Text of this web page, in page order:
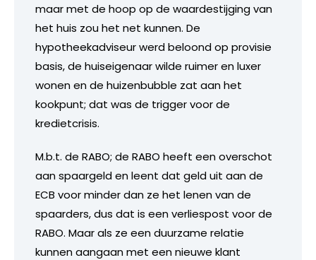
maar met de hoop op de waardestijging van
het huis zou het net kunnen. De
hypotheekadviseur werd beloond op provisie
basis, de huiseigenaar wilde ruimer en luxer
wonen en de huizenbubble zat aan het
kookpunt; dat was de trigger voor de
kredietcrisis.
M.b.t. de RABO; de RABO heeft een overschot
aan spaargeld en leent dat geld uit aan de
ECB voor minder dan ze het lenen van de
spaarders, dus dat is een verliespost voor de
RABO. Maar als ze een duurzame relatie
kunnen aangaan met een nieuwe klant